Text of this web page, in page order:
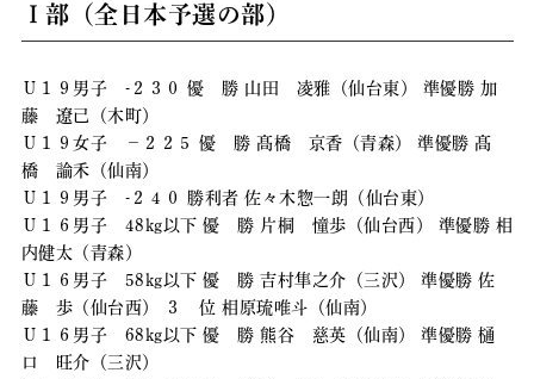
Ⅰ部（全日本予選の部）
Ｕ１９男子 -２３０ 優 勝 山田 凌雅（仙台東） 準優勝 加
藤 遼己（木町）
Ｕ１９女子 －２２５ 優 勝 髙橋 京香（青森） 準優勝 髙
橋 諭禾（仙南）
Ｕ１９男子 -２４０ 勝利者 佐々木惣一朗（仙台東）
Ｕ１６男子 48kg以下 優 勝 片桐 憧歩（仙台西） 準優勝 相
内健太（青森）
Ｕ１６男子 58kg以下 優 勝 吉村隼之介（三沢） 準優勝 佐
藤 歩（仙台西） ３ 位 相原琉唯斗（仙南）
Ｕ１６男子 68kg以下 優 勝 熊谷 慈英（仙南） 準優勝 樋
口 旺介（三沢）